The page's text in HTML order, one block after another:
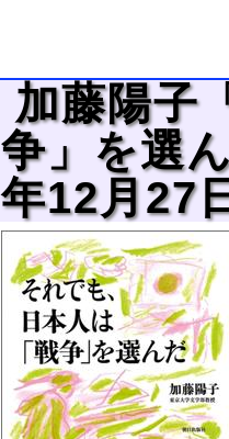
加藤陽子
争」を選
年12月27